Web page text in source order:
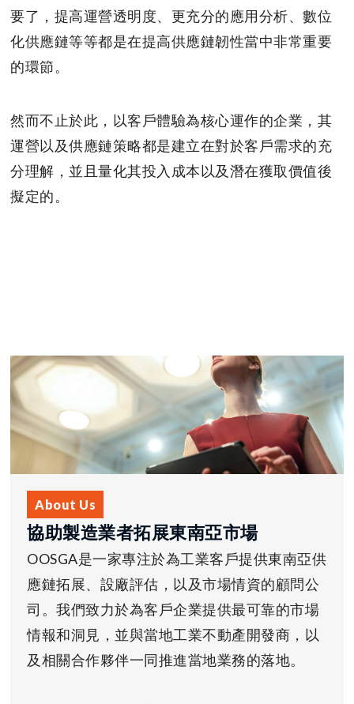
要了，提高運營透明度、更充分的應用分析、數位
化供應鏈等等都是在提高供應鏈韌性當中非常重要
的環節。
然而不止於此，以客戶體驗為核心運作的企業，其
運營以及供應鏈策略都是建立在對於客戶需求的充
分理解，並且量化其投入成本以及潛在獲取價值後
擬定的。
About Us
協助製造業者拓展東南亞市場
OOSGA是一家專注於為工業客戶提供東南亞供
應鏈拓展、設廠評估，以及市場情資的顧問公
司。我們致力於為客戶企業提供最可靠的市場
情報和洞見，並與當地工業不動產開發商，以
及相關合作夥伴一同推進當地業務的落地。